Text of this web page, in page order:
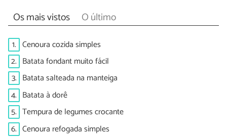
Os mais vistos O último
1. Cenoura cozida simples
2. Batata fondant muito fácil
3. Batata salteada na manteiga
4. Batata à dorê
5. Tempura de legumes crocante
6. Cenoura refogada simples